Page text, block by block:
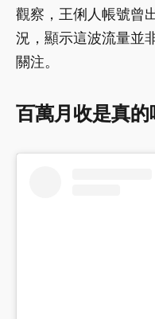
觀察，王俐人帳號曾
況，顯示這波流量並
關注。
百萬月收是真